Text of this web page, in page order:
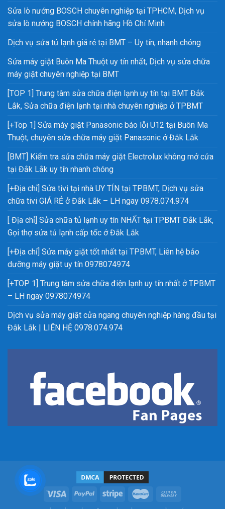
Sửa lò nướng BOSCH chuyên nghiệp tại TPHCM, Dịch vụ
sửa lò nướng BOSCH chính hãng Hồ Chí Minh
Dịch vụ sửa tủ lạnh giá rẻ tại BMT – Uy tín, nhanh chóng
Sửa máy giặt Buôn Ma Thuột uy tín nhất, Dịch vụ sửa chữa
máy giặt chuyên nghiệp tại BMT
[TOP 1] Trung tâm sửa chữa điện lạnh uy tín tại BMT Đắk
Lắk, Sửa chữa điện lạnh tại nhà chuyên nghiệp ở TPBMT
[+Top 1] Sửa máy giặt Panasonic báo lỗi U12 tại Buôn Ma
Thuột, chuyên sửa chữa máy giặt Panasonic ở Đắk Lắk
[BMT] Kiểm tra sửa chữa máy giặt Electrolux không mở cửa
tại Đắk Lắk uy tín nhanh chóng
[+Địa chỉ] Sửa tivi tại nhà UY TÍN tại TPBMT, Dịch vụ sửa
chữa tivi GIÁ RẺ ở Đắk Lắk – LH ngay 0978.074.974
[ Địa chỉ] Sửa chữa tủ lạnh uy tín NHẤT tại TPBMT Đắk Lắk,
Gọi thợ sửa tủ lạnh cấp tốc ở Đắk Lắk
[+Địa chỉ] Sửa máy giặt tốt nhất tại TPBMT, Liên hệ bảo
dưỡng máy giặt uy tín 0978074974
[+TOP 1] Trung tâm sửa chữa điện lạnh uy tín nhất ở TPBMT
– LH ngay 0978074974
Dịch vụ sửa máy giặt cửa ngang chuyên nghiệp hàng đầu tại
Đắk Lắk | LIÊN HỆ 0978.074.974